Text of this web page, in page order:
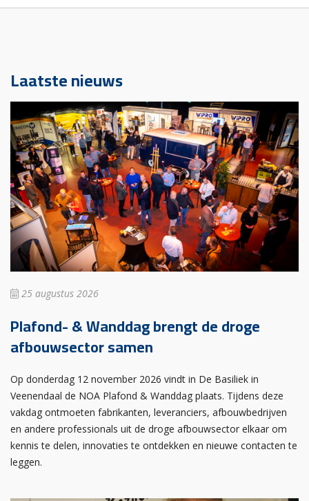
Laatste nieuws
25 augustus 2026
Plafond- & Wanddag brengt de droge
afbouwsector samen
Op donderdag 12 november 2026 vindt in De Basiliek in
Veenendaal de NOA Plafond & Wanddag plaats. Tijdens deze
vakdag ontmoeten fabrikanten, leveranciers, afbouwbedrijven
en andere professionals uit de droge afbouwsector elkaar om
kennis te delen, innovaties te ontdekken en nieuwe contacten te
leggen.